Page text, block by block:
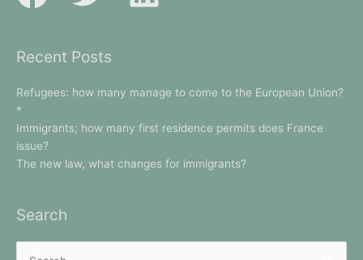
Recent Posts
Refugees: how many manage to come to the European Union?
*
Immigrants; how many first residence permits does France
issue?
The new law, what changes for immigrants?
Search